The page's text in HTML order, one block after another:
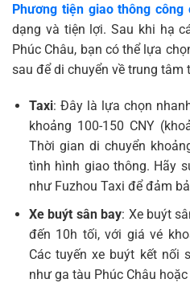
Phương tiện giao thông công
dạng và tiện lợi. Sau khi hạ
Phúc Châu, bạn có thể lựa
sau để di chuyển về trung tâm
Taxi: Đây là lựa chọn
khoảng 100-150 CNY
Thời gian di chuyển
tình hình giao thông. Hãy
như Fuzhou Taxi để đảm
Xe buýt sân bay: Xe buýt
đến 10h tối, với giá vé
Các tuyến xe buýt kết nối
như ga tàu Phúc Châu